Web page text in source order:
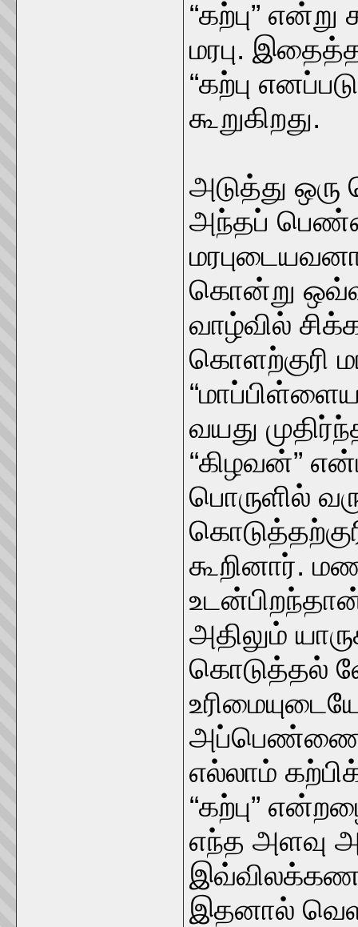
“கற்பு”
மரபு.
“கற்பு
கூறுகிறது.
அடுத்து
அந்தப்
கொன்று
வாழ்வில்
கொளற்குரி
வயது
“கிழவன்”
பொருளில்
கூறினார்.
அதிலும்
கொடுத்தல்
அப்பெண்ணை
எல்லாம்
“கற்பு”
எந்த அளவு
இதனால்